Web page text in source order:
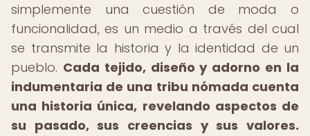
simplemente una cuestión de moda o
funcionalidad, es un medio a través del cual
se transmite la historia y la identidad de un
pueblo. Cada tejido, diseño y adorno en la
indumentaria de una tribu nómada cuenta
una historia única, revelando aspectos de
su pasado, sus creencias y sus valores.